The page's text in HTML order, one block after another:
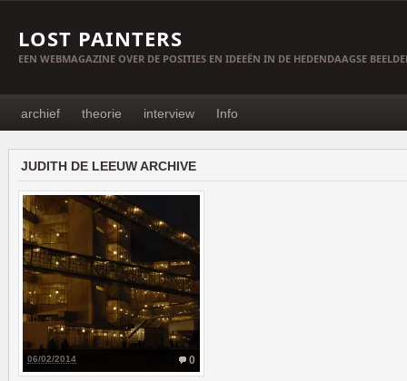
LOST PAINTERS
EEN WEBMAGAZINE OVER DE POSITIES EN IDEEËN IN DE HEDENDAAGSE
archief theorie interview Info
JUDITH DE LEEUW ARCHIVE
0
06/02/2014